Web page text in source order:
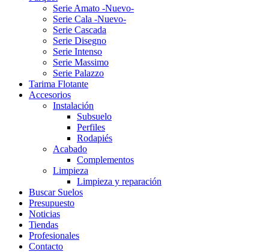
Serie Amato -Nuevo-
Serie Cala -Nuevo-
Serie Cascada
Serie Disegno
Serie Intenso
Serie Massimo
Serie Palazzo
Tarima Flotante
Accesorios
Instalación
Subsuelo
Perfiles
Rodapiés
Acabado
Complementos
Limpieza
Limpieza y reparación
Buscar Suelos
Presupuesto
Noticias
Tiendas
Profesionales
Contacto